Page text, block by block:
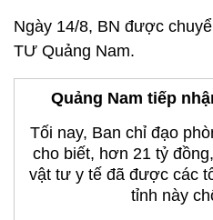
Ngày 14/8, BN được
TƯ Quảng Nam.
Quảng Nam tiếp
Tối nay, Ban chỉ đạo
cho biết, hơn 21 tỷ
vật tư y tế đã được các
tỉnh này